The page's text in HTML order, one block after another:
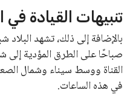
تنبيهات القيادة في
بالإضافة إلى ذلك، تشهد البلاد
صباحًا على الطرق المؤدية إلى
القناة ووسط سيناء وشمال
في هذه الساعات.